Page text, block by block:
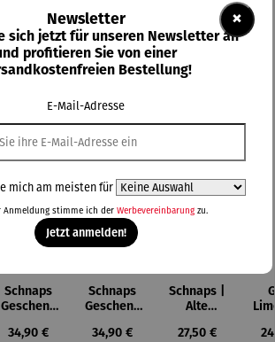
Schnaps
Geschenk
Quetsch in
Regulärer Preis:
34,90 €
Schnaps
Geschenk
Birne in
Regulärer Preis:
34,90 €
Schnaps |
Alte
0,7 l
Regulärer Preis:
27,50 €
×
Newsletter
sich jetzt für unseren Newsletter an
profitieren Sie von einer
Bestellung!
E-Mail-Adresse
mich am meisten für
Anmeldung stimme ich der Werbevereinbarungzu.
Jetzt anmelden!